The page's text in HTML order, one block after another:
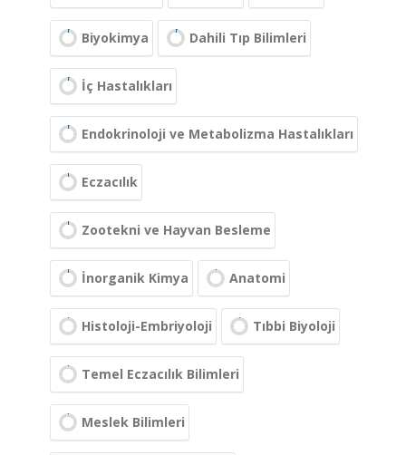
Biyokimya Dahili Tıp Bilimleri
İç Hastalıkları
Endokrinoloji ve Metabolizma Hastalıkları
Eczacılık
Zootekni ve Hayvan Besleme
İnorganik Kimya Anatomi
Histoloji-Embriyoloji Tıbbi Biyoloji
Temel Eczacılık Bilimleri
Meslek Bilimleri